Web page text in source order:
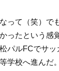
て（笑）で
ったという感
パルFCでサ
学校へ進んだ